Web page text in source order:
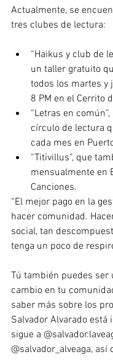
Actualmente, se
tres clubes de lectura:
“Haikus y club de
un taller gratuito
todos los martes y
8 PM en el Cerrito
“Letras en
círculo de lectura
cada mes en
“Titivillus”, que
mensualmente en
Canciones.
“El mejor pago en la
hacer comunidad.
social, tan
tenga un poco de
Tú también puedes ser
cambio en tu
saber más sobre los
Salvador Alvarado está
sigue a
@salvador_alveaga, así